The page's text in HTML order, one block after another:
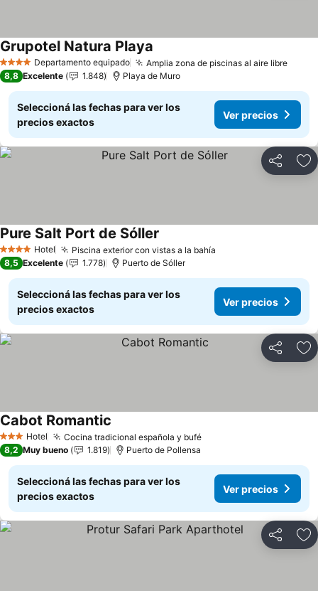
4 EstrellasDepartamento equipado Amplia zona de piscinas al aire libreVer
Grupotel Natura Playa
8,8 Excelente 1.848 Playa de Muro
Seleccioná las fechas para ver los
precios exactos
Ver precios
Compartir
4 EstrellasHotel Piscina exterior con vistas a la bahía
Pure Salt Port de Sóller
8,5 Excelente 1.778 Puerto de Sóller
Seleccioná las fechas para ver los
precios exactos
Ver precios
Compartir
3 Estrellas
Hotel Cocina tradicional española y buféVer precios
Cabot Romantic
8,2 Muy bueno 1.819 Puerto de Pollensa
Seleccioná las fechas para ver los
precios exactos
Ver precios
Compartir